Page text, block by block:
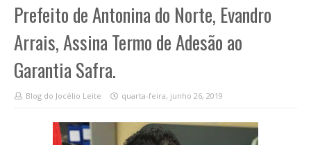
Prefeito de Antonina do Norte, Evandro
Arrais, Assina Termo de Adesão ao
Garantia Safra.
Blog do Jocélio Leite quarta-feira, junho 26, 2019